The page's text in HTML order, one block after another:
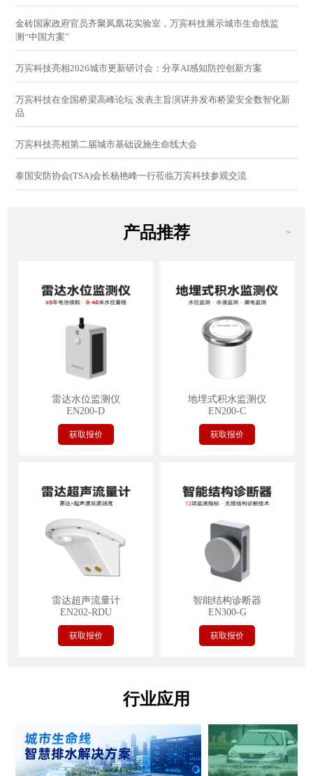
金砖国家政府官员齐聚凤凰花实验室，万宾科技展示城市生命线监
测“中国方案”
万宾科技亮相2026城市更新研讨会：分享AI感知防控创新方案
万宾科技在全国桥梁高峰论坛 发表主旨演讲并发布桥梁安全数智化新
品
万宾科技亮相第二届城市基础设施生命线大会
泰国安防协会(TSA)会长杨艳峰一行莅临万宾科技参观交流
产品推荐 >
雷达水位监测仪
EN200-D
获取报价
地埋式积水监测仪
EN200-C
获取报价
雷达超声流量计
EN202-RDU
获取报价
智能结构诊断器
EN300-G
获取报价
行业应用